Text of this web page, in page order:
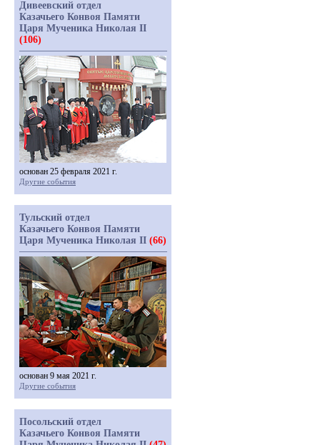
Дивеевский отдел
Казачьего Конвоя Памяти
Царя Мученика Николая II
(106)
основан 25 февраля 2021 г.
Другие события
Тульский отдел
Казачьего Конвоя Памяти
Царя Мученика Николая II (66)
основан 9 мая 2021 г.
Другие события
Посольский отдел
Казачьего Конвоя Памяти